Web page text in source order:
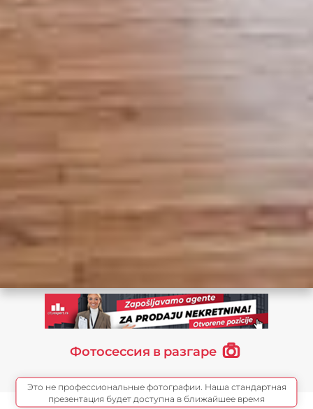
Фотосессия в разгаре
Это не профессиональные фотографии. Наша стандартная
презентация будет доступна в ближайшее время